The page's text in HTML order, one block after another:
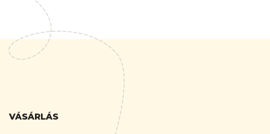
VÁSÁRLÁS